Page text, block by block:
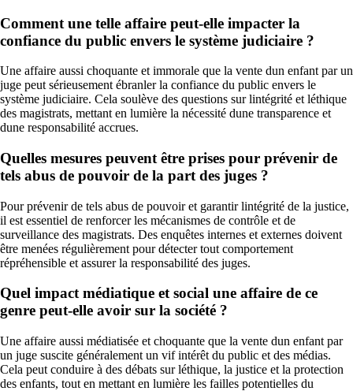
Comment une telle affaire peut-elle impacter la
confiance du public envers le système judiciaire ?
Une affaire aussi choquante et immorale que la vente dun enfant par un
juge peut sérieusement ébranler la confiance du public envers le
système judiciaire. Cela soulève des questions sur lintégrité et léthique
des magistrats, mettant en lumière la nécessité dune transparence et
dune responsabilité accrues.
Quelles mesures peuvent être prises pour prévenir de
tels abus de pouvoir de la part des juges ?
Pour prévenir de tels abus de pouvoir et garantir lintégrité de la justice,
il est essentiel de renforcer les mécanismes de contrôle et de
surveillance des magistrats. Des enquêtes internes et externes doivent
être menées régulièrement pour détecter tout comportement
répréhensible et assurer la responsabilité des juges.
Quel impact médiatique et social une affaire de ce
genre peut-elle avoir sur la société ?
Une affaire aussi médiatisée et choquante que la vente dun enfant par
un juge suscite généralement un vif intérêt du public et des médias.
Cela peut conduire à des débats sur léthique, la justice et la protection
des enfants, tout en mettant en lumière les failles potentielles du